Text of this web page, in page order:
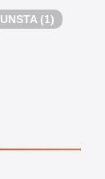
UNSTA (1)